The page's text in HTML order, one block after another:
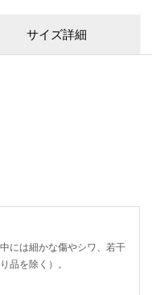
サイズ詳細
には細かな傷やシワ、若干
品を除く）。